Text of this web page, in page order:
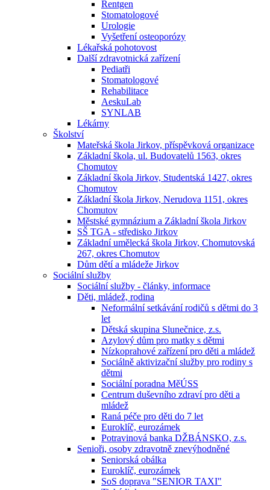
Rentgen
Stomatologové
Urologie
Vyšetření osteoporózy
Lékařská pohotovost
Další zdravotnická zařízení
Pediatři
Stomatologové
Rehabilitace
AeskuLab
SYNLAB
Lékárny
Školství
Mateřská škola Jirkov, příspěvková organizace
Základní škola, ul. Budovatelů 1563, okres
Chomutov
Základní škola Jirkov, Studentská 1427, okres
Chomutov
Základní škola Jirkov, Nerudova 1151, okres
Chomutov
Městské gymnázium a Základní škola Jirkov
SŠ TGA - středisko Jirkov
Základní umělecká škola Jirkov, Chomutovská
267, okres Chomutov
Dům dětí a mládeže Jirkov
Sociální služby
Sociální služby - články, informace
Děti, mládež, rodina
Neformální setkávání rodičů s dětmi do 3
let
Dětská skupina Slunečnice, z.s.
Azylový dům pro matky s dětmi
Nízkoprahové zařízení pro děti a mládež
Sociálně aktivizační služby pro rodiny s
dětmi
Sociální poradna MěÚSS
Centrum duševního zdraví pro děti a
mládež
Raná péče pro děti do 7 let
Euroklíč, eurozámek
Potravinová banka DŽBÁNSKO, z.s.
Senioři, osoby zdravotně znevýhodněné
Seniorská obálka
Euroklíč, eurozámek
SoS doprava "SENIOR TAXI"